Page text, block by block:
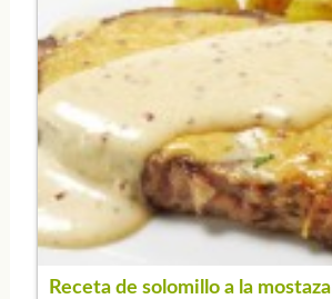
Receta de solomillo a la mostaza